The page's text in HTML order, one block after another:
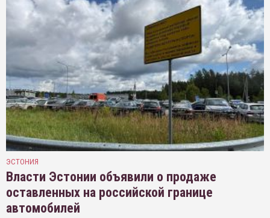
ЭСТОНИЯ
Власти Эстонии объявили о продаже
оставленных на российской границе
автомобилей